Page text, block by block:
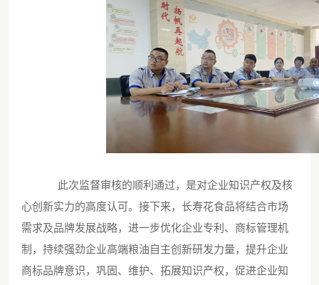
此次监督审核的顺利通过，是对企业知识产权及核
心创新实力的高度认可。接下来，长寿花食品将结合市场
需求及品牌发展战略，进一步优化企业专利、商标管理机
制，持续强劲企业高端粮油自主创新研发力量，提升企业
商标品牌意识，巩固、维护、拓展知识产权，促进企业知